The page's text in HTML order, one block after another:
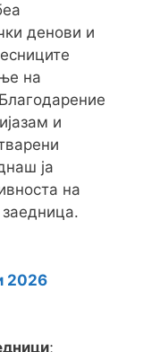
денови и
на
и
ја
на
2026
;